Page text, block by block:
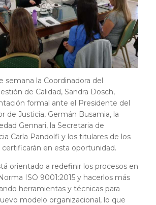
semana la Coordinadora del
de Calidad, Sandra Dosch,
formal ante el Presidente del
de Justicia, Germán Busamia, la
Gennari, la Secretaria de
Carla Pandolfi y los titulares de los
en esta oportunidad.
orientado a redefinir los procesos en
ISO 9001:2015 y hacerlos más
herramientas y técnicas para
modelo organizacional, lo que